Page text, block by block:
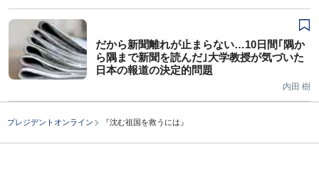
だから新聞離れが止まらない…10日間｢隅か
ら隅まで新聞を読んだ｣大学教授が気づいた
日本の報道の決定的問題
内田 樹
プレジデントオンライン 『沈む祖国を救うには』